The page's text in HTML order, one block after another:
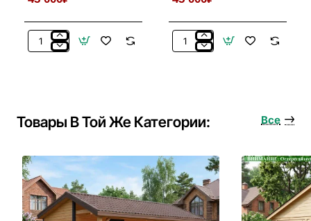
Покраска
Мангальный
Летней
Товары В Той Же Категории: Все